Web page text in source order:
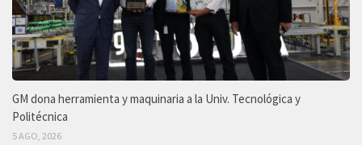
GM dona herramienta y maquinaria a la Univ. Tecnológica y
Politécnica
5 AGO, 2026